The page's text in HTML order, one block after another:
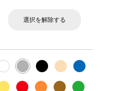
選択を解除する